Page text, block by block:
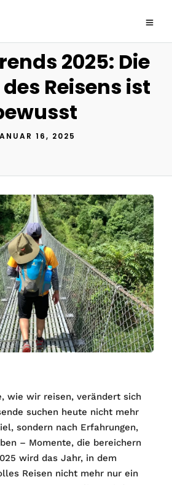
2025: Die
Reisens ist
16, 2025
wie wir reisen, verändert sich
suchen heute nicht mehr
sondern nach Erfahrungen,
– Momente, die bereichern
wird das Jahr, in dem
Reisen nicht mehr nur ein